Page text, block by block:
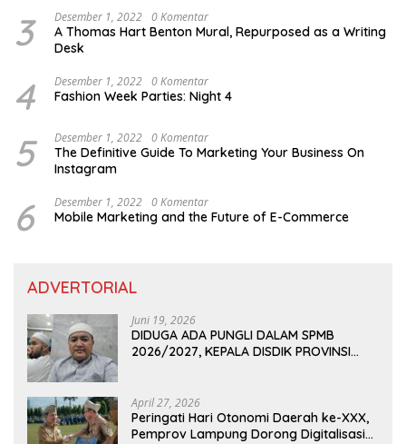
3 Desember 1, 2022 0 Komentar
A Thomas Hart Benton Mural, Repurposed as a Writing
Desk
4 Desember 1, 2022 0 Komentar
Fashion Week Parties: Night 4
5 Desember 1, 2022 0 Komentar
The Definitive Guide To Marketing Your Business On
Instagram
6 Desember 1, 2022 0 Komentar
Mobile Marketing and the Future of E-Commerce
ADVERTORIAL
Juni 19, 2026
DIDUGA ADA PUNGLI DALAM SPMB
2026/2027, KEPALA DISDIK PROVINSI
April 27, 2026
Peringati Hari Otonomi Daerah ke-XXX,
Pemprov Lampung Dorong Digitalisasi